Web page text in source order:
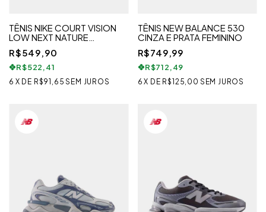
TÊNIS NIKE COURT VISION
LOW NEXT NATURE
FEMININO
R$549,90
R$522,41
6 X DE R$91,65 SEM JUROS
TÊNIS NEW BALANCE 530
CINZA E PRATA FEMININO
R$749,99
R$712,49
6 X DE R$125,00 SEM JUROS